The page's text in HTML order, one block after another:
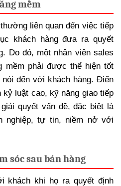
mềm
liên quan đến việc tiếp
khách hàng đưa ra quyết
Do đó, một nhân viên sales
mềm phải được thể hiện tốt
đến với khách hàng. Điển
luật cao, kỹ năng giao tiếp
quyết vấn đề, đặc biệt là
nghiệp, tự tin, niềm nở với
sóc sau bán hàng
khách khi họ ra quyết định